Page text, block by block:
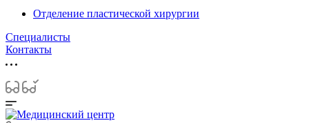
Отделение пластической хирургии
Специалисты
Контакты